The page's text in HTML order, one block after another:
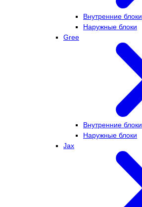
Внутренние блоки
Наружные блоки
Gree
Внутренние блоки
Наружные блоки
Jax